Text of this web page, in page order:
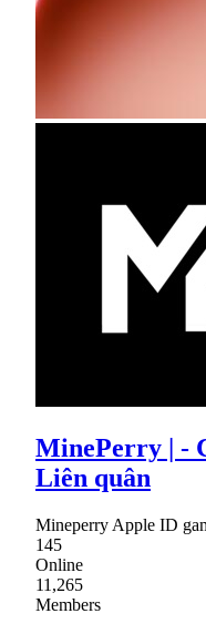
MinePerry | -
Liên quân
Mineperry Apple ID
145
Online
11,265
Members